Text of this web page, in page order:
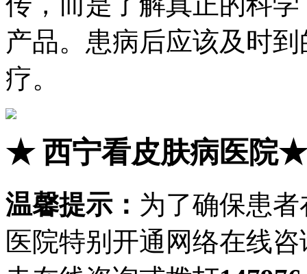
产品。患病后应该及时
疗。
★西宁看皮肤病医院★
温馨提示： 为了确保患
医院特别开通网络在线